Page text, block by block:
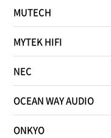
MUTECH
MYTEK HIFI
NEC
OCEAN WAY AUDIO
ONKYO